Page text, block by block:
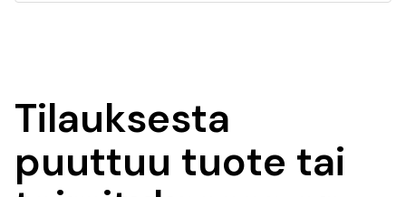
Tilauksesta
puuttuu tuote tai